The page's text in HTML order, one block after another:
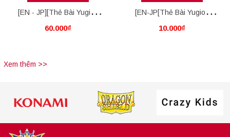
[EN - JP][Thẻ Bài Yugioh
Chính Hãng] Pot Of Desires
60.000₫
[EN-JP[Thẻ Bài Yugioh
Chính Hãng] Virtual World
10.000₫
Xem thêm >>